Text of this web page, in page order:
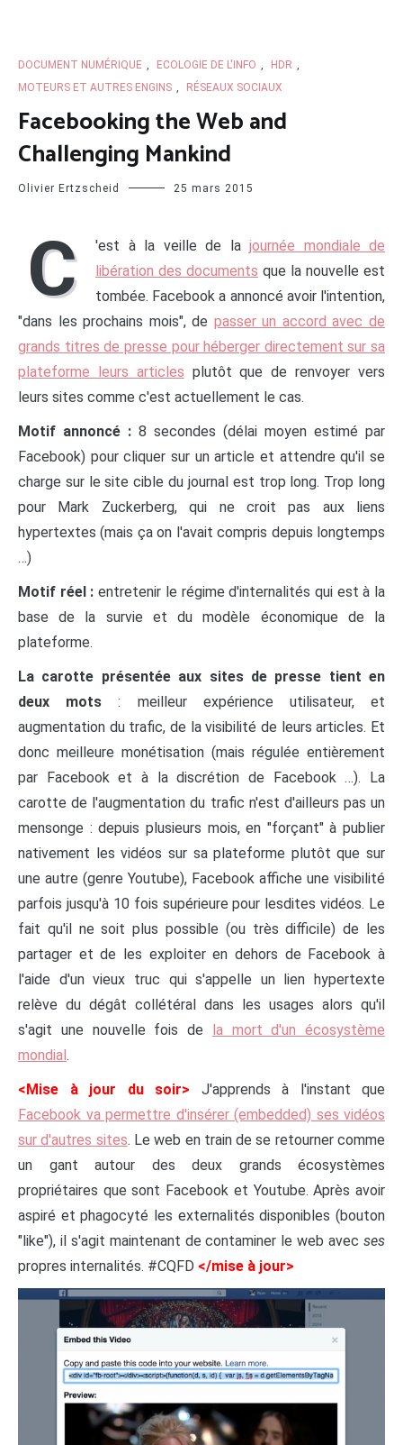
DOCUMENT NUMÉRIQUE ECOLOGIE DE L'INFO HDR
MOTEURS ET AUTRES ENGINS
RÉSEAUX SOCIAUX
Facebooking the Web and
Challenging Mankind
Olivier Ertzscheid 25 mars 2015
C 'est à la veille de la journée mondiale de
libération des documents que la nouvelle est
tombée. Facebook a annoncé avoir l'intention,
"dans les prochains mois", de passer un accord avec de
grands titres de presse pour héberger directement sur sa
plateforme leurs articles plutôt que de renvoyer vers
leurs sites comme c'est actuellement le cas.
Motif annoncé : 8 secondes (délai moyen estimé par
Facebook) pour cliquer sur un article et attendre qu'il se
charge sur le site cible du journal est trop long. Trop long
pour Mark Zuckerberg, qui ne croit pas aux liens
hypertextes (mais ça on l'avait compris depuis longtemps
…)
Motif réel : entretenir le régime d'internalités qui est à la
base de la survie et du modèle économique de la
plateforme.
La carotte présentée aux sites de presse tient en
deux mots : meilleur expérience utilisateur, et
augmentation du trafic, de la visibilité de leurs articles. Et
donc meilleure monétisation (mais régulée entièrement
par Facebook et à la discrétion de Facebook …). La
carotte de l'augmentation du trafic n'est d'ailleurs pas un
mensonge : depuis plusieurs mois, en "forçant" à publier
nativement les vidéos sur sa plateforme plutôt que sur
une autre (genre Youtube), Facebook affiche une visibilité
parfois jusqu'à 10 fois supérieure pour lesdites vidéos. Le
fait qu'il ne soit plus possible (ou très difficile) de les
partager et de les exploiter en dehors de Facebook à
l'aide d'un vieux truc qui s'appelle un lien hypertexte
relève du dégât collétéral dans les usages alors qu'il
s'agit une nouvelle fois de la mort d'un écosystème
mondial.
<Mise à jour du soir> J'apprends à l'instant que
Facebook va permettre d'insérer (embedded) ses vidéos
sur d'autres sites. Le web en train de se retourner comme
un gant autour des deux grands écosystèmes
propriétaires que sont Facebook et Youtube. Après avoir
aspiré et phagocyté les externalités disponibles (bouton
"like"), il s'agit maintenant de contaminer le web avec ses
propres internalités. #CQFD </mise à jour>